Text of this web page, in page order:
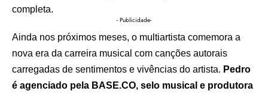
completa.
- Publicidade-
Ainda nos próximos meses, o multiartista comemora a
nova era da carreira musical com canções autorais
carregadas de sentimentos e vivências do artista. Pedro
é agenciado pela BASE.CO, selo musical e produtora